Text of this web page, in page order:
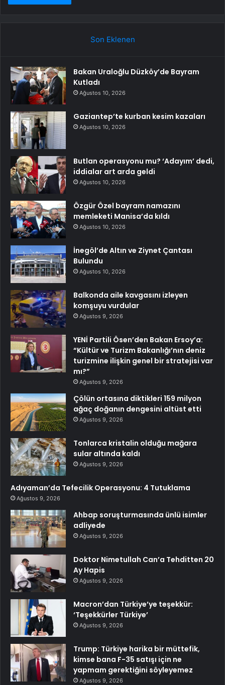
Son Eklenen
Bakan Uraloğlu Düzköy’de Bayram
Kutladı
Ağustos 10, 2026
Gaziantep’te kurban kesim kazaları
Ağustos 10, 2026
Butlan operasyonu mu? ‘Adayım’ dedi,
iddialar art arda geldi
Ağustos 10, 2026
Özgür Özel bayram namazını
memleketi Manisa’da kıldı
Ağustos 10, 2026
İnegöl’de Altın ve Ziynet Çantası
Bulundu
Ağustos 10, 2026
Balkonda aile kavgasını izleyen
komşuyu vurdular
Ağustos 9, 2026
YENİ Partili Ösen’den Bakan Ersoy’a:
“Kültür ve Turizm Bakanlığı’nın deniz
turizmine ilişkin genel bir stratejisi var
mı?”
Ağustos 9, 2026
Çölün ortasına diktikleri 159 milyon
ağaç doğanın dengesini altüst etti
Ağustos 9, 2026
Tonlarca kristalin olduğu mağara
sular altında kaldı
Ağustos 9, 2026
Adıyaman’da Tefecilik Operasyonu: 4 Tutuklama
Ağustos 9, 2026
Ahbap soruşturmasında ünlü isimler
adliyede
Ağustos 9, 2026
Doktor Nimetullah Can’a Tehditten 20
Ay Hapis
Ağustos 9, 2026
Macron’dan Türkiye’ye teşekkür:
‘Teşekkürler Türkiye’
Ağustos 9, 2026
Trump: Türkiye harika bir müttefik,
kimse bana F-35 satışı için ne
yapmam gerektiğini söyleyemez
Ağustos 9, 2026